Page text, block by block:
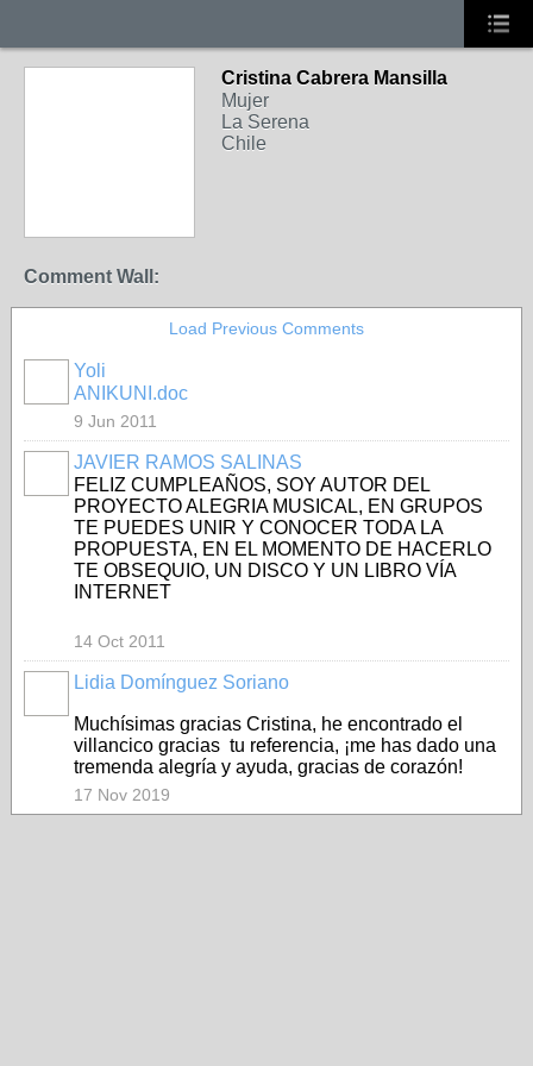
Cristina Cabrera Mansilla
Mujer
La Serena
Chile
Comment Wall:
Load Previous Comments
Yoli
ANIKUNI.doc
9 Jun 2011
JAVIER RAMOS SALINAS
FELIZ CUMPLEAÑOS, SOY AUTOR DEL
PROYECTO ALEGRIA MUSICAL, EN GRUPOS
TE PUEDES UNIR Y CONOCER TODA LA
PROPUESTA, EN EL MOMENTO DE HACERLO
TE OBSEQUIO, UN DISCO Y UN LIBRO VÍA
INTERNET
14 Oct 2011
Lidia Domínguez Soriano
Muchísimas gracias Cristina, he encontrado el
villancico gracias tu referencia, ¡me has dado una
tremenda alegría y ayuda, gracias de corazón!
17 Nov 2019